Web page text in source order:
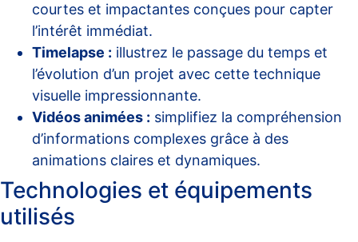
courtes et impactantes conçues pour capter
l’intérêt immédiat.
Timelapse : illustrez le passage du temps et
l’évolution d’un projet avec cette technique
visuelle impressionnante.
Vidéos animées : simplifiez la compréhension
d’informations complexes grâce à des
animations claires et dynamiques.
Technologies et équipements
utilisés